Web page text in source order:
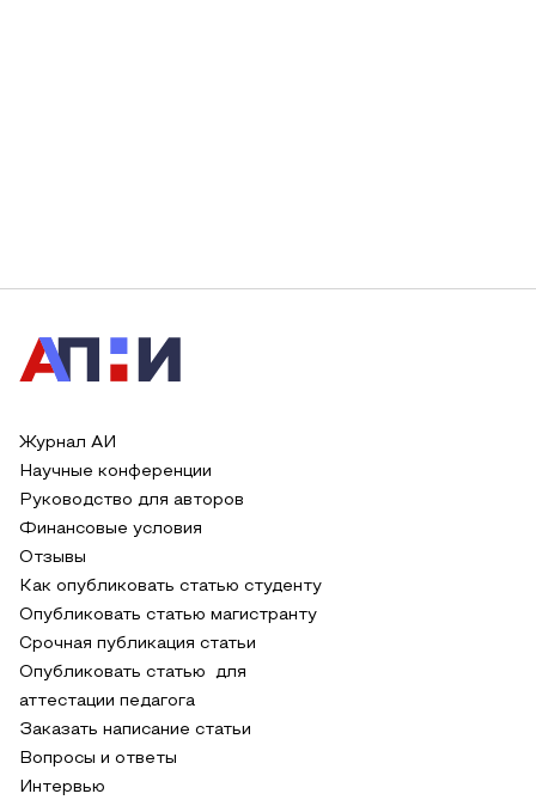
Журнал АИ
Научные конференции
Руководство для авторов
Финансовые условия
Отзывы
Как опубликовать статью студенту
Опубликовать статью магистранту
Срочная публикация статьи
Опубликовать статью для
аттестации педагога
Заказать написание статьи
Вопросы и ответы
Интервью